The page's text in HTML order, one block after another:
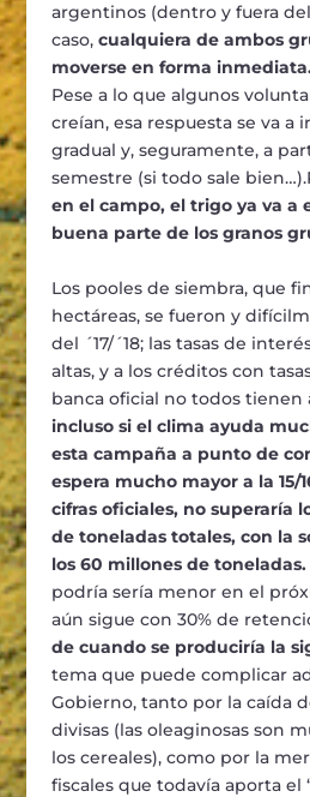
argentinos (dentro y fuera
caso, cualquiera de ambos
moverse en forma
Pese a lo que algunos
creían, esa respuesta se va a
gradual y, seguramente, a
semestre (si todo sale
en el campo, el trigo ya va a
buena parte de los granos
Los pooles de siembra, que
hectáreas, se fueron y
del ´17/´18; las tasas de
altas, y a los créditos con
banca oficial no todos tienen
incluso si el clima ayuda
esta campaña a punto de
espera mucho mayor a la 15/
cifras oficiales, no superaría
de toneladas totales, con la
los 60 millones de toneladas.
podría sería menor en el
aún sigue con 30% de
de cuando se produciría la
tema que puede complicar
Gobierno, tanto por la caída
divisas (las oleaginosas son
los cereales), como por la
fiscales que todavía aporta el